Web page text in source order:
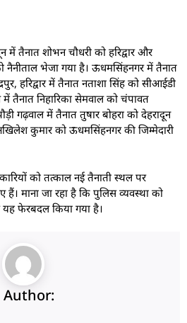
में तैनात शोभन चौधरी को हरिद्वार और
नैनीताल भेजा गया है। ऊधमसिंहनगर में तैनात
हरिद्वार में तैनात नताशा सिंह को सीआईडी
तैनात निहारिका सेमवाल को चंपावत
गढ़वाल में तैनात तुषार बोहरा को देहरादून
कुमार को ऊधमसिंहनगर की जिम्मेदारी
को तत्काल नई तैनाती स्थल पर
हैं। माना जा रहा है कि पुलिस व्यवस्था को
यह फेरबदल किया गया है।
Author: